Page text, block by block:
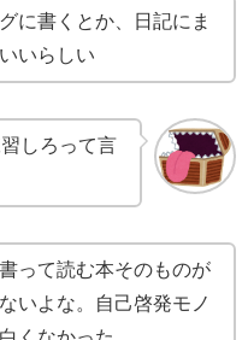
に書くとか、日記にま
いらしい
しろって言
って読む本そのものが
いよな。自己啓発モノ